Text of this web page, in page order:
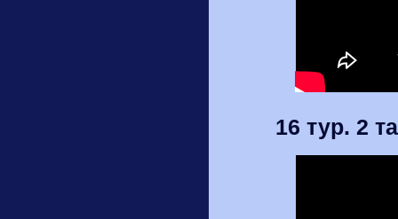
16 тур. 2